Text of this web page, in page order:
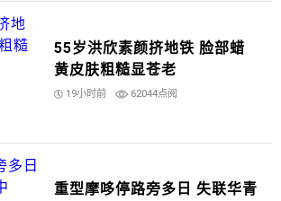
55岁洪欣素颜挤地铁 脸部蜡
黄皮肤粗糙显苍老
19小时前 62044点阅
重型摩哆停路旁多日 失联华青